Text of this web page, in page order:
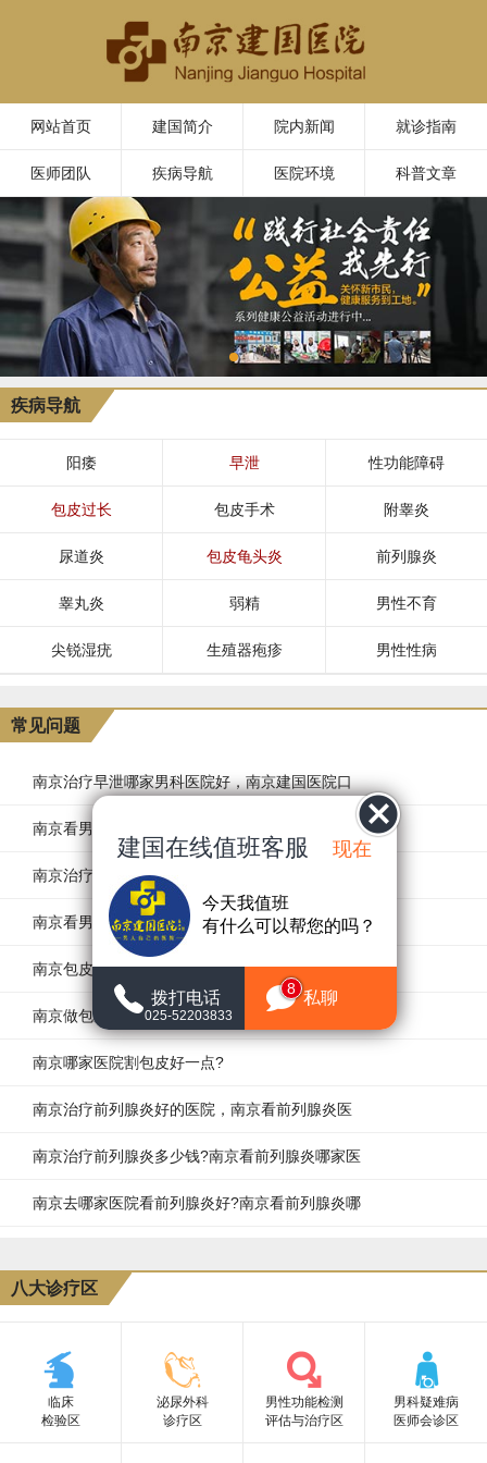
网站首页 建国简介 院内新闻 就诊指南
医师团队 疾病导航 医院环境 科普文章
疾病导航
阳痿 早泄 性功能障碍
包皮过长 包皮手术 附睾炎
尿道炎 包皮龟头炎 前列腺炎
睾丸炎 弱精 男性不育
尖锐湿疣 生殖器疱疹 男性性病
常见问题
南京治疗早泄哪家男科医院好，南京建国医院口
南京看男性阳痿哪里比较好?
南京治疗早泄医院排行榜，南京看早泄正规医院
南京看男性阳痿医院哪个好?南京治阳痿哪家男科
南京包皮手术医院排行榜-南京哪家医院做包皮环
南京做包皮环切好的男科医院
南京哪家医院割包皮好一点?
南京治疗前列腺炎好的医院，南京看前列腺炎医
南京治疗前列腺炎多少钱?南京看前列腺炎哪家医
南京去哪家医院看前列腺炎好?南京看前列腺炎哪
八大诊疗区
临床
检验区
泌尿外科
诊疗区
男性功能检测
评估与治疗区
男科疑难病
医师会诊区
建国在线值班客服 现在
今天我值班
有什么可以帮您的吗？
拨打电话
025-52203833
8 私聊